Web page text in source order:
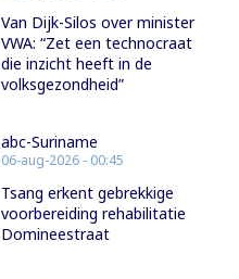
Van Dijk-Silos over minister
VWA: “Zet een technocraat
die inzicht heeft in de
volksgezondheid”
abc-Suriname
06-aug-2026 - 00:45
Tsang erkent gebrekkige
voorbereiding rehabilitatie
Domineestraat